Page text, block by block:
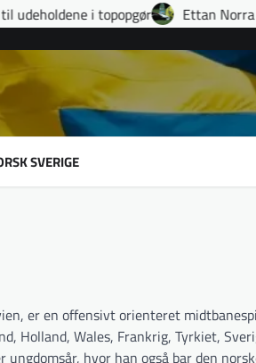
Ettan Norra runde 9: fire
SVERIGE
er en offensivt orienteret
Holland, Wales, Frankrig, Tyrkiet,
hvor han også bar den